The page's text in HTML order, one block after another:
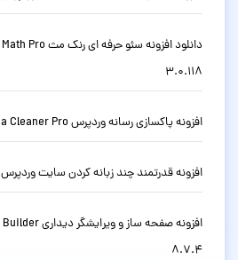
3.0.118
افزونه پاکسازی رسانه وردپرس Media Cleaner Pro نسخه 7.0.8
افزونه قدرتمند چند زبانه کردن سایت وردپرس WPML نسخه 4.9.6
8.7.4